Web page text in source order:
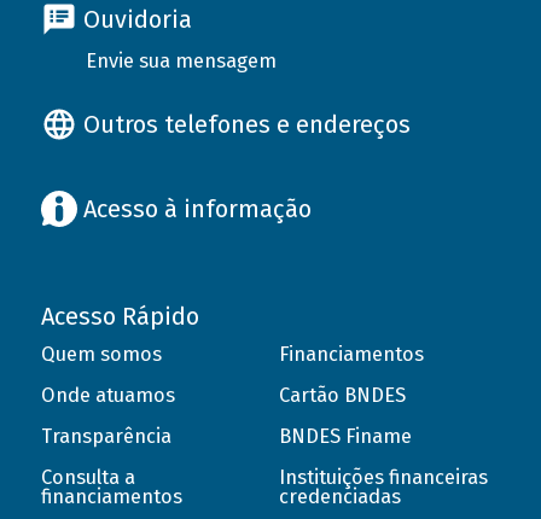
Ouvidoria
Envie sua mensagem
Outros telefones e endereços
Acesso à informação
Acesso Rápido
Quem somos
Onde atuamos
Transparência
Consulta a
financiamentos
Financiamentos
Cartão BNDES
BNDES Finame
Instituições financeiras
credenciadas